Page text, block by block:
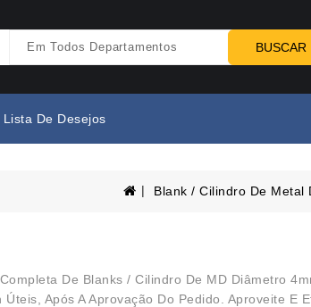
BUSCAR
Lista De Desejos
Blank / Cilindro De Metal
De Blanks / Cilindro De MD Diâmetro
Úteis, Após A Aprovação Do Pedido. Aproveite